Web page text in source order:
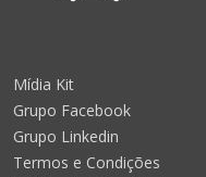
Mídia Kit
Grupo Facebook
Grupo Linkedin
Termos e Condições